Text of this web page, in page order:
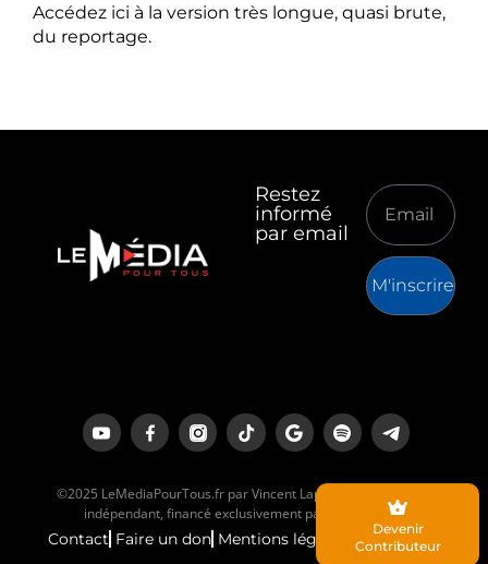
Accédez ici à la version très longue, quasi brute,
du reportage.
Restez
informé
par email
M'inscrire
©2025 LeMediaPourTous.fr par Vincent Lapierre est un média
indépendant, financé exclusivement par ses lecteurs.
Contact Faire un don Mentions légales
Devenir
Contributeur